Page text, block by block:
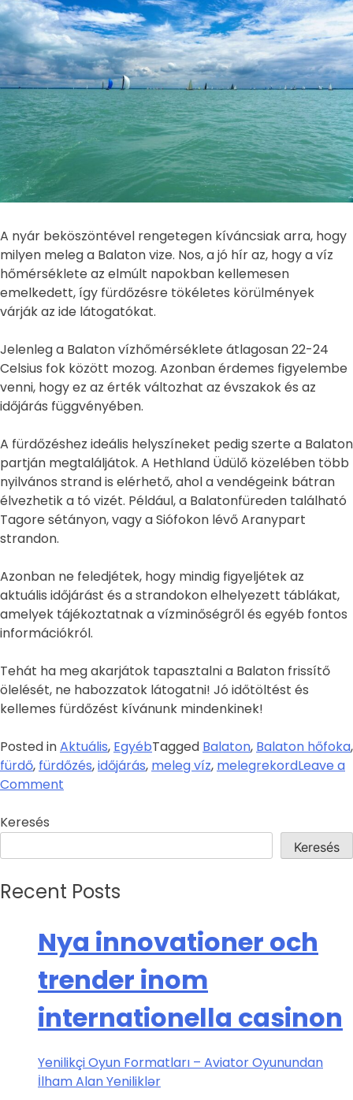
A nyár beköszöntével rengetegen kíváncsiak arra, hogy
milyen meleg a Balaton vize. Nos, a jó hír az, hogy a víz
hőmérséklete az elmúlt napokban kellemesen
emelkedett, így fürdőzésre tökéletes körülmények
várják az ide látogatókat.
Jelenleg a Balaton vízhőmérséklete átlagosan 22-24
Celsius fok között mozog. Azonban érdemes figyelembe
venni, hogy ez az érték változhat az évszakok és az
időjárás függvényében.
A fürdőzéshez ideális helyszíneket pedig szerte a Balaton
partján megtaláljátok. A Hethland Üdülő közelében több
nyilvános strand is elérhető, ahol a vendégeink bátran
élvezhetik a tó vizét. Például, a Balatonfüreden található
Tagore sétányon, vagy a Siófokon lévő Aranypart
strandon.
Azonban ne feledjétek, hogy mindig figyeljétek az
aktuális időjárást és a strandokon elhelyezett táblákat,
amelyek tájékoztatnak a vízminőségről és egyéb fontos
információkról.
Tehát ha meg akarjátok tapasztalni a Balaton frissítő
ölelését, ne habozzatok látogatni! Jó időtöltést és
kellemes fürdőzést kívánunk mindenkinek!
Posted inAktuális, EgyébTagged Balaton, Balaton hőfoka,
fürdő, fürdőzés,időjárás, meleg víz, melegrekordLeave a
Comment
Keresés
Keresés
Recent Posts
Nya innovationer och
trender inom
internationella casinon
Yenilikçi Oyun Formatları – Aviator Oyunundan
İlham Alan Yeniliklər